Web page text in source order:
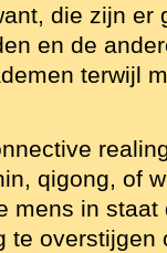
die zijn er
en de
terwijl
qigong, of
mens in
te overstijgen